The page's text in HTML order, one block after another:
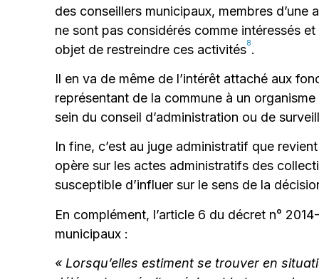
des conseillers municipaux, membres
ne sont pas considérés comme intéressés
objet de restreindre ces activités8.
Il en va de même de l’intérêt attaché aux
représentant de la commune à un
sein du conseil d’administration ou de
In fine, c’est au juge administratif que
opère sur les actes administratifs des
susceptible d’influer sur le sens de la
En complément, l’article 6 du décret n°
municipaux :
« Lorsqu’elles estiment se trouver en